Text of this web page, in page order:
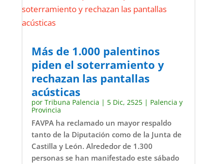
Más de 1.000 palentinos
piden el soterramiento y
rechazan las pantallas
acústicas
por Tribuna Palencia | 5 Dic, 2525| Palencia y
Provincia
FAVPA ha reclamado un mayor respaldo
tanto de la Diputación como de la Junta de
Castilla y León. Alrededor de 1.300
personas se han manifestado este sábado